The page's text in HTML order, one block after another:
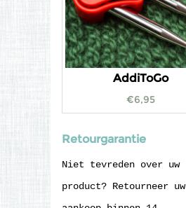
AddiToGo
€6,95
Retourgarantie
Niet tevreden over uw
product? Retourneer uw